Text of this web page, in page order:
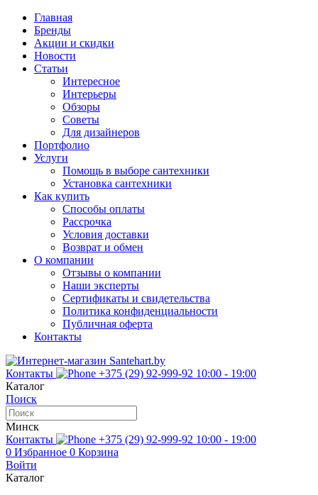
Главная
Бренды
Акции и скидки
Новости
Статьи
Интересное
Интерьеры
Обзоры
Советы
Для дизайнеров
Портфолио
Услуги
Помощь в выборе сантехники
Установка сантехники
Как купить
Способы оплаты
Рассрочка
Условия доставки
Возврат и обмен
О компании
Отзывы о компании
Наши эксперты
Сертификаты и свидетельства
Политика конфиденциальности
Публичная оферта
Контакты
Контакты +375 (29) 92-999-92 10:00 - 19:00
Каталог
Поиск
Минск
Контакты
+375 (29) 92-999-92 10:00 - 19:00
0 Избранное 0 Корзина
Войти
Каталог